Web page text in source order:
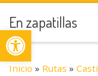
Abrir
Saltar al contenido
En zapatillas
Inicio » Rutas »